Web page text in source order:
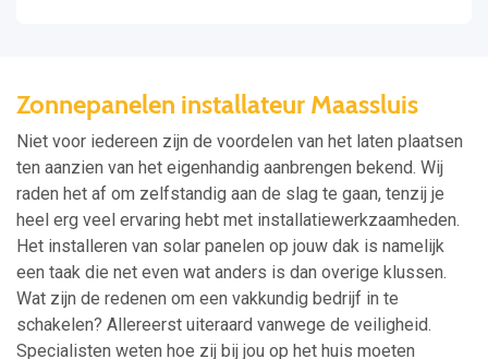
Zonnepanelen installateur Maassluis
Niet voor iedereen zijn de voordelen van het laten plaatsen
ten aanzien van het eigenhandig aanbrengen bekend. Wij
raden het af om zelfstandig aan de slag te gaan, tenzij je
heel erg veel ervaring hebt met installatiewerkzaamheden.
Het installeren van solar panelen op jouw dak is namelijk
een taak die net even wat anders is dan overige klussen.
Wat zijn de redenen om een vakkundig bedrijf in te
schakelen? Allereerst uiteraard vanwege de veiligheid.
Specialisten weten hoe zij bij jou op het huis moeten